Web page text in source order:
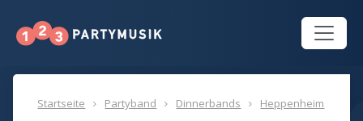
Startseite Partyband Dinnerbands Heppenheim